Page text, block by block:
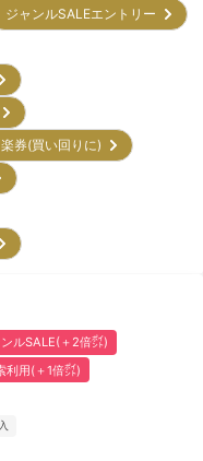
ジャンルSALEエントリー
楽券(買い回りに)
ルSALE(＋2倍㌽)
利用(＋1倍㌽)